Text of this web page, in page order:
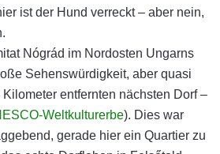
ist der Hund verreckt – aber nein,
Nógrád im Nordosten Ungarns
Sehenswürdigkeit, aber quasi
entfernten nächsten Dorf –
Weltkulturerbe). Dies war
gerade hier ein Quartier zu